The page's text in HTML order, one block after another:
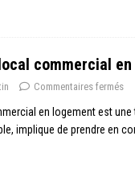
commercial
Commentaires fermés
en logement est
implique de prendre en